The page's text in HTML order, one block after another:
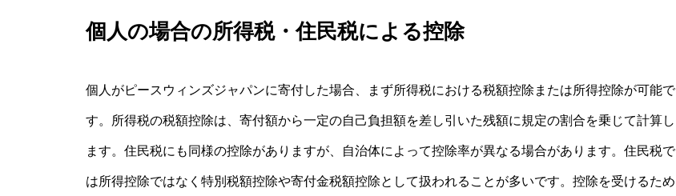
個人の場合の所得税・住民税による控除
個人がピースウィンズジャパンに寄付した場合、まず所得税における税額控除または所得控除が可能で
す。所得税の税額控除は、寄付額から一定の自己負担額を差し引いた残額に規定の割合を乗じて計算し
ます。住民税にも同様の控除がありますが、自治体によって控除率が異なる場合があります。住民税で
は所得控除ではなく特別税額控除や寄付金税額控除として扱われることが多いです。控除を受けるため